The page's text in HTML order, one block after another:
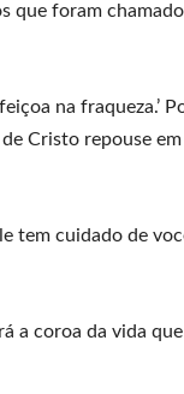
que foram
na fraqueza.’
Cristo repouse em
tem cuidado de
a coroa da vida